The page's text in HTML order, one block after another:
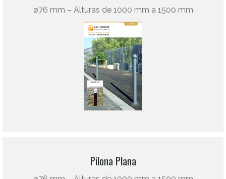
ø76 mm – Alturas de 1000 mm a 1500 mm
Pilona Plana